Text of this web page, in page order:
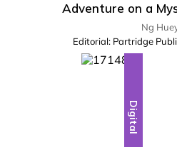
Adventure on a
Ng
Editorial: Partridge
Digital